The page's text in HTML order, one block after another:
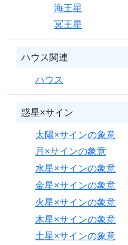
海王星
冥王星
ハウス関連
ハウス
惑星×サイン
太陽×サインの象意
月×サインの象意
水星×サインの象意
金星×サインの象意
火星×サインの象意
木星×サインの象意
土星×サインの象意